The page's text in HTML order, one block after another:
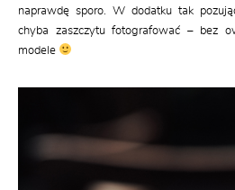
naprawdę sporo. W dodatku tak
chyba zaszczytu fotografować – bez
modele